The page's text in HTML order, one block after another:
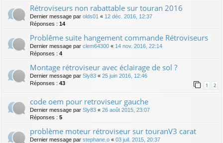
Rétroviseurs non rabattable sur touran 2016
Dernier message par olds01 « 12 déc. 2016, 12:37
Réponses : 14
Problême suite hangement commande Rétroviseurs
Dernier message par clem64300 « 14 nov. 2016, 22:14
Réponses : 4
Montage rétroviseur avec éclairage de sol ?
Dernier message par Sly83 « 25 juin 2016, 12:46
Réponses : 43 1 2
code oem pour retroviseur gauche
Dernier message par Sly83 « 26 août 2015, 23:07
Réponses : 5
problème moteur rétroviseur sur touranV3 carat
Dernier message par stephane.o « 03 juil. 2015, 20:37